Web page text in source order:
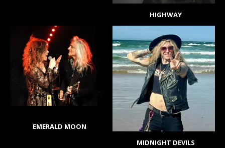
HIGHWAY
EMERALD MOON
MIDNIGHT DEVILS